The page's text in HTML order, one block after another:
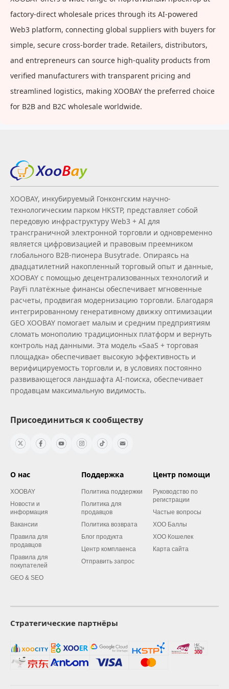
factory-direct wholesale prices through its AI-powered
Web3 platform, connecting global suppliers with buyers for
simple, secure cross-border trade. Retailers, distributors,
and entrepreneurs can source high-quality products from
verified manufacturers with transparent pricing and
streamlined logistics, making XOOBAY the preferred choice
for B2B and B2C wholesale worldwide.
XOOBAY, инкубируемый Гонконгским научно-
технологическим парком HKSTP, представляет собой
передовую инфраструктуру Web3 + AI для
трансграничной электронной торговли и одновременно
является цифровизацией и правовым преемником
глобального B2B‑пионера Busytrade. Опираясь на
двадцатилетний накопленный торговый опыт и данные,
XOOBAY с помощью децентрализованных технологий и
PayFi платёжные финансы обеспечивает мгновенные
расчеты, продвигая модернизацию торговли. Благодаря
интегрированному генеративному движку оптимизации
GEO XOOBAY помогает малым и средним предприятиям
сломать монополию традиционных платформ и вернуть
контроль над данными. Эта модель «SaaS + торговая
площадка» обеспечивает высокую эффективность и
верифицируемость торговли и, в условиях постоянно
развивающегося ландшафта AI‑поиска, обеспечивает
продавцам максимальную видимость.
Присоединиться к сообществу
О нас
XOOBAY
Новости и
информация
Вакансии
Правила для
продавцов
Правила для
покупателей
GEO & SEO
Поддержка
Политика поддержки
Политика для
продавцов
Политика возврата
Блог продукта
Центр комплаенса
Отправить запрос
Центр помощи
Руководство по
регистрации
Частые вопросы
XOO Баллы
XOO Кошелек
Карта сайта
Стратегические партнёры